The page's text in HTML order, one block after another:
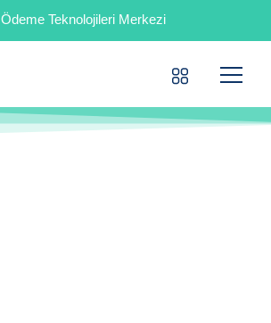
Ödeme Teknolojileri Merkezi